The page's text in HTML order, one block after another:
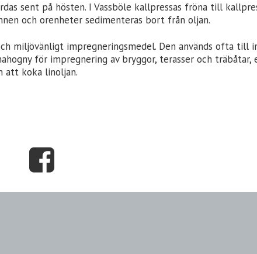
sent på hösten. I Vassböle kallpressas fröna till
och orenheter sedimenteras bort från oljan.
miljövänligt impregneringsmedel. Den används ofta till
för impregnering av bryggor, terasser och
att koka linoljan.